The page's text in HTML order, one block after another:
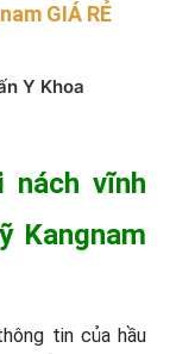
GIÁ RẺ
Y Khoa
nách vĩnh
Kangnam
tin của hầu